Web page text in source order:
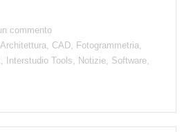
commento
Architettura CAD Fotogrammetria
Interstudio Tools Notizie Software